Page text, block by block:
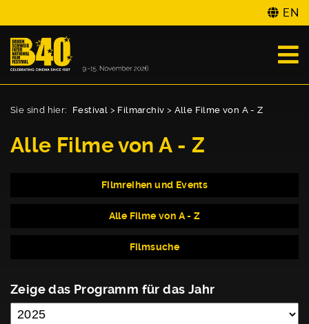
EN
Sie sind hier: Festival > Filmarchiv > Alle Filme von A - Z
Alle Filme von A - Z
Filmreihen und Events
Alle Filme von A - Z
Filmsuche
Zeige das Programm für das Jahr